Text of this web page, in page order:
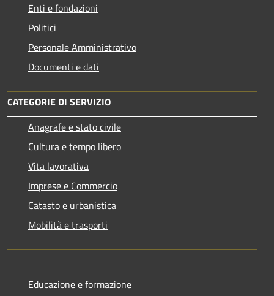
Enti e fondazioni
Politici
Personale Amministrativo
Documenti e dati
CATEGORIE DI SERVIZIO
Anagrafe e stato civile
Cultura e tempo libero
Vita lavorativa
Imprese e Commercio
Catasto e urbanistica
Mobilità e trasporti
Educazione e formazione